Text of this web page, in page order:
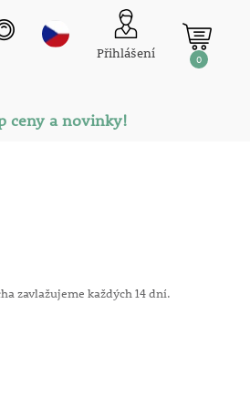
Přihlášení 0
ceny a novinky!
zavlažujeme každých 14 dní.
- nelze jej tedy pevně